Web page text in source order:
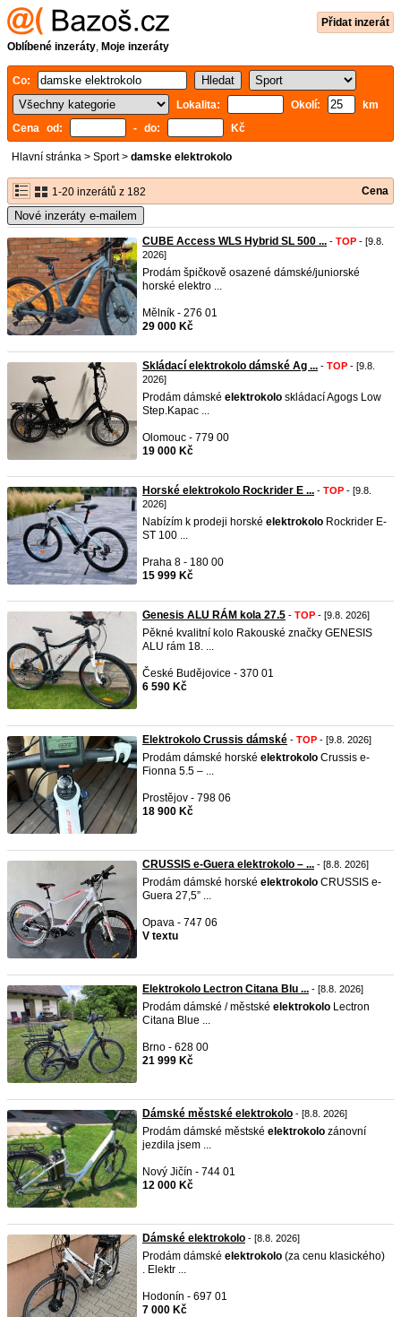
Přidat inzerát
Oblíbené inzeráty, Moje inzeráty
Co:
Lokalita:
Okolí:
km
Cena od:
- do: Kč
Hlavní stránka > Sport> damske elektrokolo
1-20 inzerátů z 182 Cena
Nové inzeráty e-mailem
CUBE Access WLS Hybrid SL 500 ... - TOP - [9.8.
2026]
Prodám špičkově osazené dámské/juniorské
horské elektro ...
Mělník - 276 01
29 000 Kč
Skládací elektrokolo dámské Ag ... - TOP - [9.8.
2026]
Prodám dámské elektrokolo skládací Agogs Low
Step.Kapac ...
Olomouc - 779 00
19 000 Kč
Horské elektrokolo Rockrider E ... - TOP - [9.8.
2026]
Nabízím k prodeji horské elektrokolo Rockrider E-
ST 100 ...
Praha 8 - 180 00
15 999 Kč
Genesis ALU RÁM kola 27.5 - TOP - [9.8. 2026]
Pěkné kvalitní kolo Rakouské značky GENESIS
ALU rám 18. ...
České Budějovice - 370 01
6 590 Kč
Elektrokolo Crussis dámské - TOP - [9.8. 2026]
Prodám dámské horské elektrokolo Crussis e-
Fionna 5.5 – ...
Prostějov - 798 06
18 900 Kč
CRUSSIS e-Guera elektrokolo – ... - [8.8. 2026]
Prodám dámské horské elektrokolo CRUSSIS e-
Guera 27,5” ...
Opava - 747 06
V textu
Elektrokolo Lectron Citana Blu ... - [8.8. 2026]
Prodám dámské / městské elektrokolo Lectron
Citana Blue ...
Brno - 628 00
21 999 Kč
Dámské městské elektrokolo - [8.8. 2026]
Prodám dámské městské elektrokolo zánovní
jezdila jsem ...
Nový Jičín - 744 01
12 000 Kč
Dámské elektrokolo - [8.8. 2026]
Prodám dámské elektrokolo (za cenu klasického)
. Elektr ...
Hodonín - 697 01
7 000 Kč